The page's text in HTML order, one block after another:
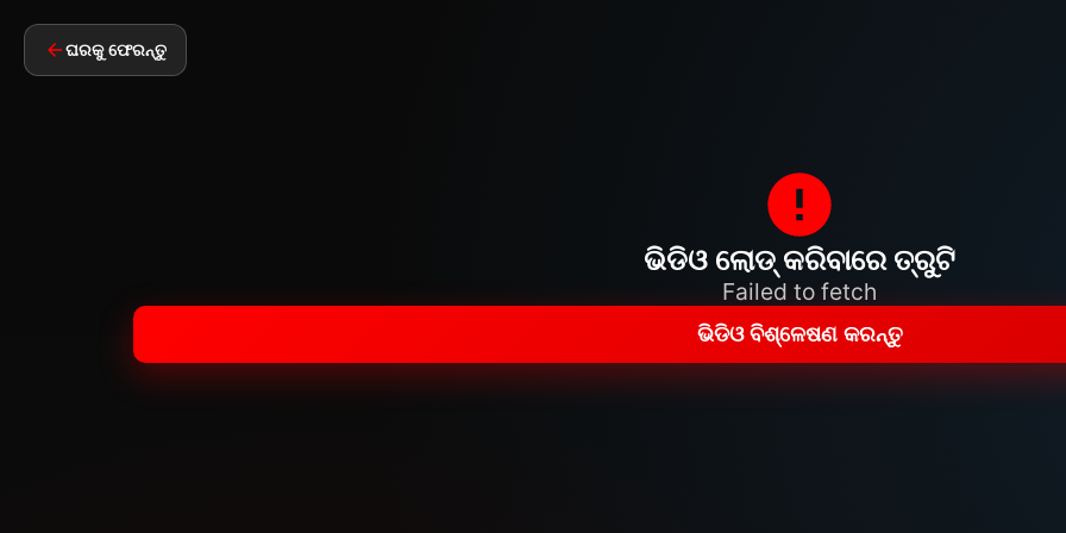
ଘରକୁ ଫେରନ୍ତୁ
ଭିଡିଓ ଲୋଡ୍ କରିବାରେ ତ୍ରୁଟି
Failed to fetch
ଭିଡିଓ ବିଶ୍ଳେଷଣ କରନ୍ତୁ